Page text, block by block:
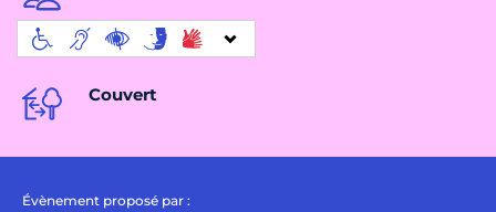
Couvert
Évènement proposé par :